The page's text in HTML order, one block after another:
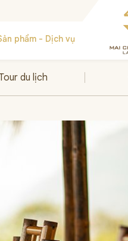
phẩm - Dịch vụ
du lịch